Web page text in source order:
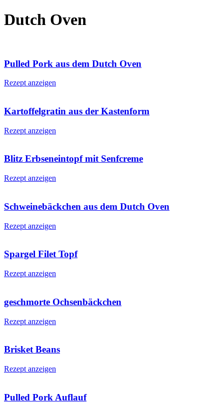
Dutch Oven
Pulled Pork aus dem Dutch Oven
Rezept anzeigen
Kartoffelgratin aus der Kastenform
Rezept anzeigen
Blitz Erbseneintopf mit Senfcreme
Rezept anzeigen
Schweinebäckchen aus dem Dutch Oven
Rezept anzeigen
Spargel Filet Topf
Rezept anzeigen
geschmorte Ochsenbäckchen
Rezept anzeigen
Brisket Beans
Rezept anzeigen
Pulled Pork Auflauf